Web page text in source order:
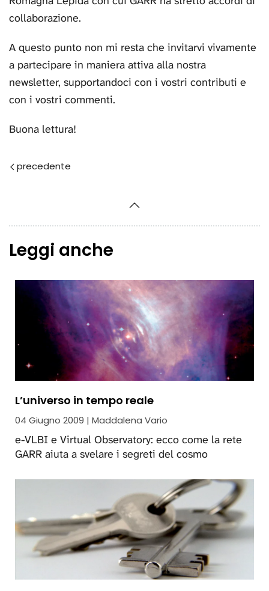
collaborazione.
A questo punto non mi resta che invitarvi vivamente
a partecipare in maniera attiva alla nostra
newsletter, supportandoci con i vostri contributi e
con i vostri commenti.
Buona lettura!
Leggi anche
L’universo in tempo reale
04 Giugno 2009 | Maddalena Vario
e-VLBI e Virtual Observatory: ecco come la rete
GARR aiuta a svelare i segreti del cosmo